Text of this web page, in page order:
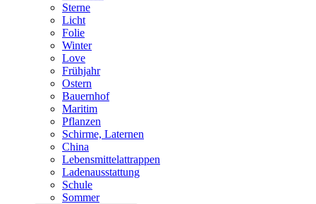
Sterne
Licht
Folie
Winter
Love
Frühjahr
Ostern
Bauernhof
Maritim
Pflanzen
Schirme, Laternen
China
Lebensmittelattrappen
Ladenausstattung
Schule
Sommer